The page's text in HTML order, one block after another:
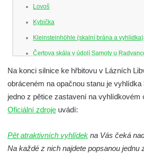
Lovoš
Kybička
Kleinsteinhöhle (skalní brána a vyhlídka)
Čertova skála v údolí Samoty u
Skalní branka pod rozhlednou Čáp v
Teplických skalách
Schodiště pod rozhlednou Čáp v
skalách
Kamenná brána v Broumovských stěnách
Na konci silnice ke hřbitovu v Lázních
obráceném na opačnou stanu je vyhlídka
jedno z pětice zastavení na vyhlídkovém
Oficiální zdroje uvádí:
Pět atraktivních vyhlídek na Vás čeká
Na každé z nich najdete popsanou jednu